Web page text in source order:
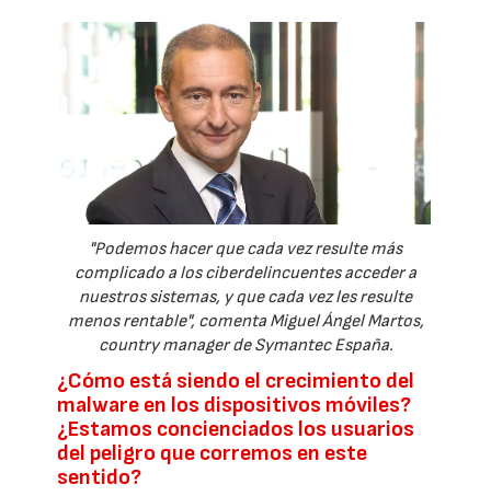
"Podemos hacer que cada vez resulte más
complicado a los ciberdelincuentes acceder a
nuestros sistemas, y que cada vez les resulte
menos rentable", comenta Miguel Ángel Martos,
country manager de Symantec España.
¿Cómo está siendo el crecimiento del
malware en los dispositivos móviles?
¿Estamos concienciados los usuarios
del peligro que corremos en este
sentido?